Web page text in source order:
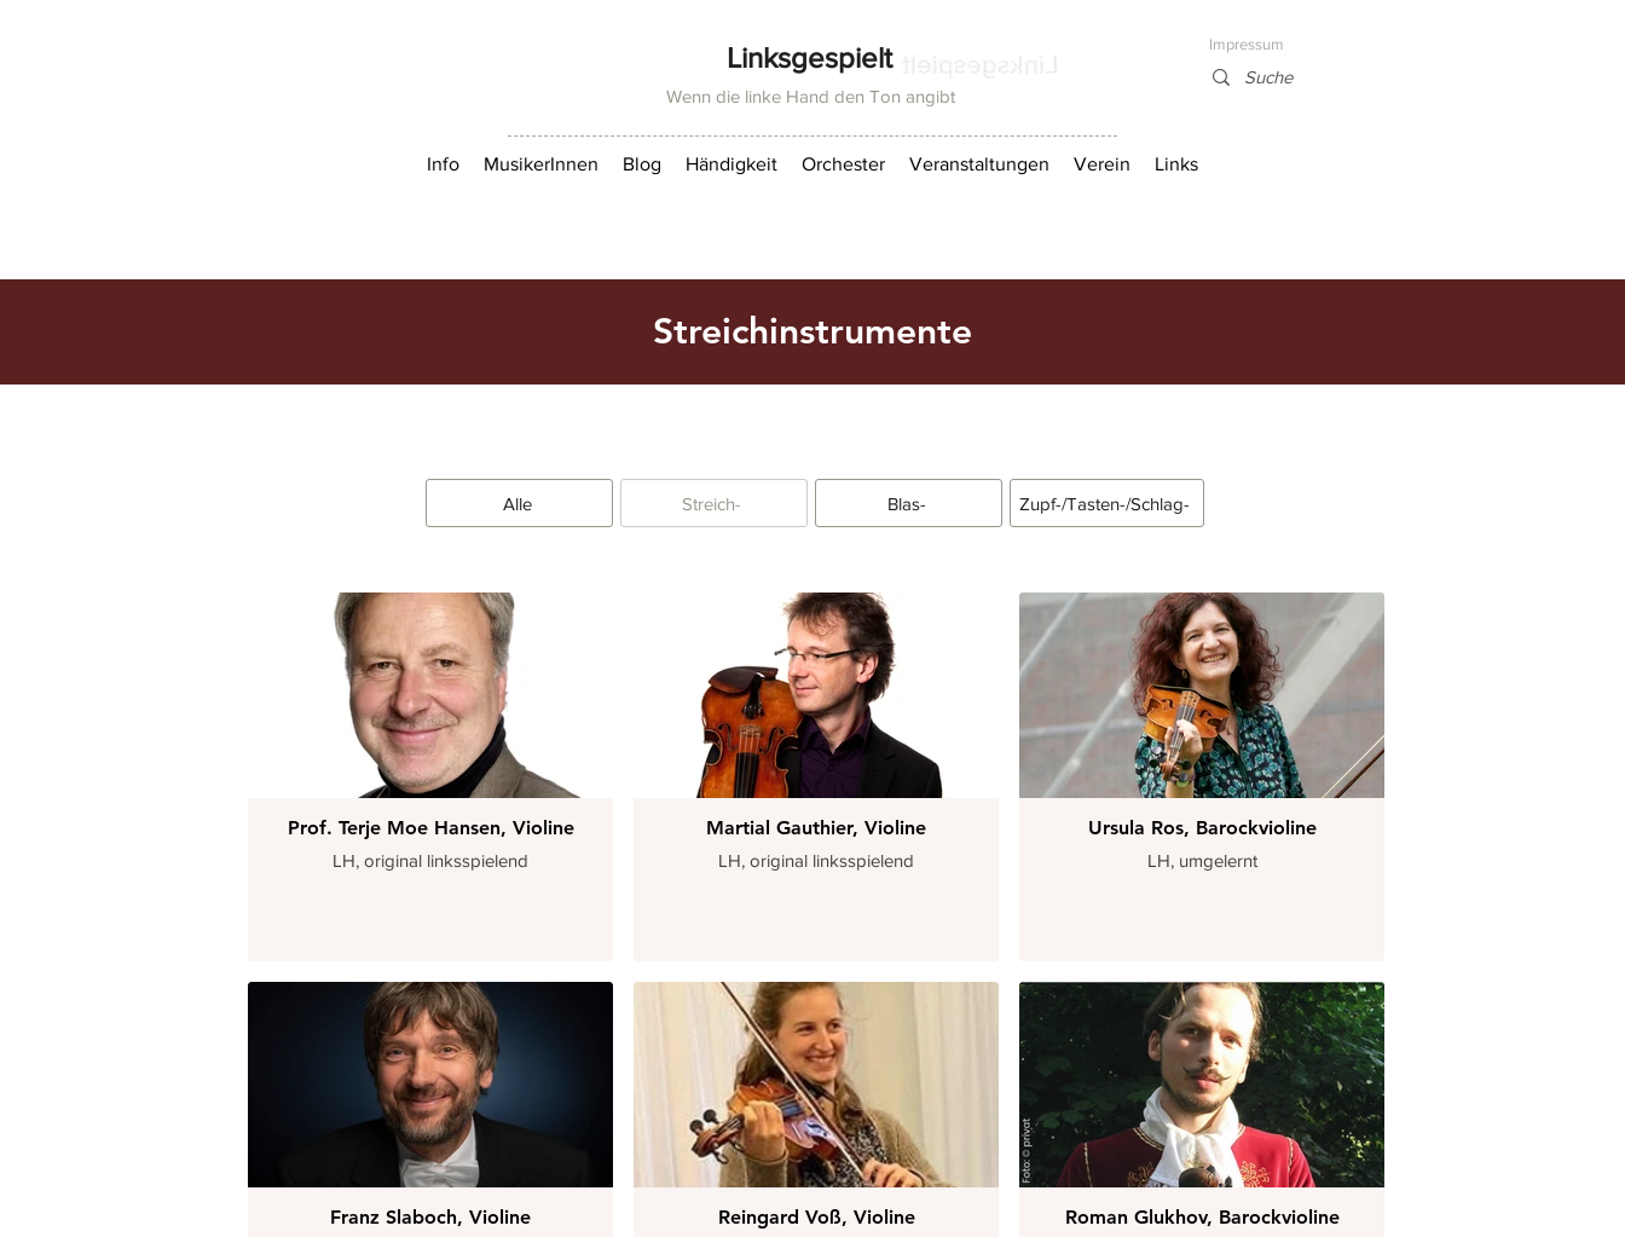
Linksgespielt
Wenn die linke Hand den Ton angibt
Impressum
Info MusikerInnen Blog Händigkeit Orchester Veranstaltungen Verein Links
Streichinstrumente
Alle Streich- Blas- Zupf-/Tasten-/Schlag-
Prof. Terje Moe Hansen, Violine
LH, original linksspielend
Martial Gauthier, Violine
LH, original linksspielend
Ursula Ros, Barockvioline
LH, umgelernt
Franz Slaboch, Violine Reingard Voß, Violine Roman Glukhov, Barockvioline